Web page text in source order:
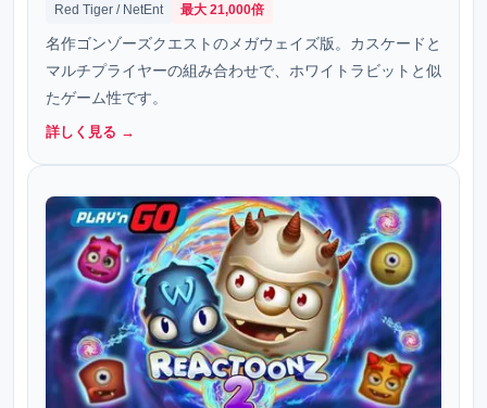
Red Tiger / NetEnt 最大 21,000倍
名作ゴンゾーズクエストのメガウェイズ版。カスケードと
マルチプライヤーの組み合わせで、ホワイトラビットと似
たゲーム性です。
詳しく見る →